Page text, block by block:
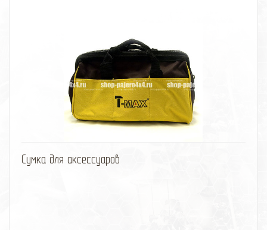
Сумка для аксессуаров